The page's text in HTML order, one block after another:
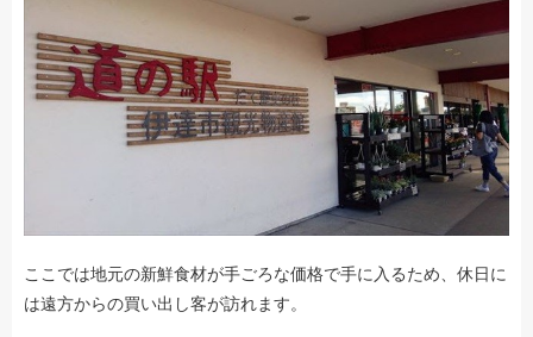
ここでは地元の新鮮食材が手ごろな価格で手に入るため、休日に
は遠方からの買い出し客が訪れます。